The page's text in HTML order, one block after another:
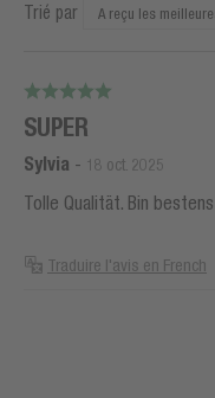
Trié par
SUPER
Sylvia - 18 oct. 2025
Tolle Qualität. Bin
Traduire l'avis en French